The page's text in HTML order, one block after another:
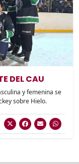
DEL CAU
y femenina se
sobre Hielo.